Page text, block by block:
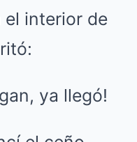
el interior de
ya llegó!